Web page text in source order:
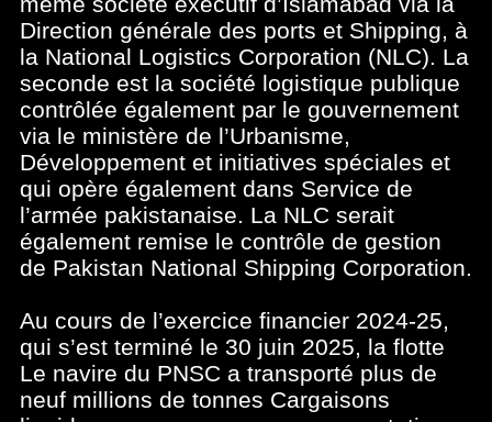
Direction générale des ports et Shipping, à
la National Logistics Corporation (NLC). La
seconde est la société logistique publique
contrôlée également par le gouvernement
via le ministère de l’Urbanisme,
Développement et initiatives spéciales et
qui opère également dans Service de
l’armée pakistanaise. La NLC serait
également remise le contrôle de gestion
de Pakistan National Shipping Corporation.
Au cours de l’exercice financier 2024-25,
qui s’est terminé le 30 juin 2025, la flotte
Le navire du PNSC a transporté plus de
neuf millions de tonnes Cargaisons